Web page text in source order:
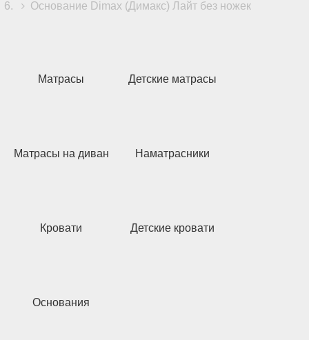
Основание Dimax (Димакс) Лайт без ножек
Матрасы Детские матрасы
Матрасы на диван Наматрасники
Кровати Детские кровати
Основания